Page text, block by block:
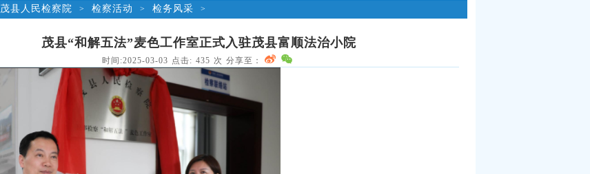
茂县人民检察院 > 检察活动 > 检务风采 >
茂县“和解五法”麦色工作室正式入驻茂县富顺法治小院
时间:2025-03-03 点击: 435 次 分享至：